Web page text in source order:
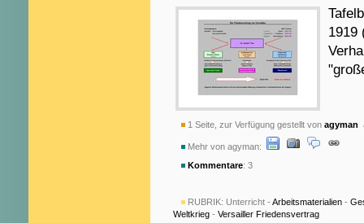
1919
1 Seite, zur Verfügung gestellt von agyman
Mehr von agyman:
Kommentare: 3
RUBRIK: Unterricht - Arbeitsmaterialien -
Weltkrieg - Versailler Friedensvertrag